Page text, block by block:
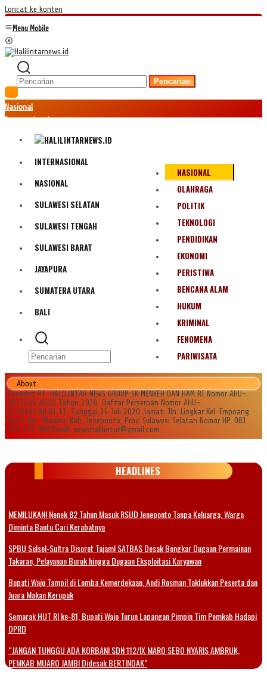
Loncat ke konten
Menu Mobile
Pencarian
Nasional
Internasional
Politik
Olahraga
Bencana Alam
INTERNASIONAL
NASIONAL
SULAWESI SELATAN
SULAWESI TENGAH
SULAWESI BARAT
JAYAPURA
SUMATERA UTARA
BALI
NASIONAL
OLAHRAGA
POLITIK
TEKNOLOGI
PENDIDIKAN
EKONOMI
PERISTIWA
BENCANA ALAM
HUKUM
KRIMINAL
FENOMENA
PARIWISATA
About
Penerbit PT. HALILINTAR NEWS GROUP SK MENKEH DAN HAM RI Nomor AHU-
0035545.AH.01.Tahun 2020. Daftar Perseroan Nomor AHU-
0120147.AH.01.11. Tanggal 24 Juli 2020. lamat: Jln. Lingkar Kel. Empoang
Kota, Kec. Binamu, Kab. Jeneponto, Prov. Sulawesi Selatan Nomor HP. 081
355 177 988 Email: newshalilintar@gmail.com
HEADLINES
MEMILUKAN! Nenek 82 Tahun Masuk RSUD Jeneponto Tanpa Keluarga, Warga
Diminta Bantu Cari Kerabatnya
SPBU Sulsel-Sultra Disorot Tajam! SATBAS Desak Bongkar Dugaan Permainan
Takaran, Pelayanan Buruk hingga Dugaan Eksploitasi Karyawan
Bupati Wajo Tampil di Lomba Kemerdekaan, Andi Rosman Taklukkan Peserta dan
Juara Makan Kerupuk
Semarak HUT RI ke-81, Bupati Wajo Turun Lapangan Pimpin Tim Pemkab Hadapi
DPRD
“JANGAN TUNGGU ADA KORBAN! SDN 112/IX MARO SEBO NYARIS AMBRUK,
PEMKAB MUARO JAMBI Didesak BERTINDAK”